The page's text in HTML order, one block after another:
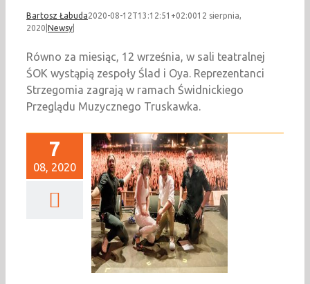
Bartosz Łabuda2020-08-12T13:12:51+02:0012 sierpnia,
2020 Newsy
Równo za miesiąc, 12 września, w sali teatralnej
ŚOK wystąpią zespoły Ślad i Oya. Reprezentanci
Strzegomia zagrają w ramach Świdnickiego
Przeglądu Muzycznego Truskawka.
7
08, 2020